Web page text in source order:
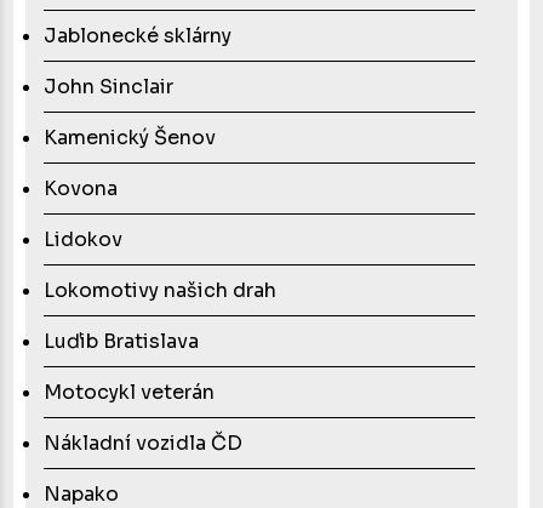
Jablonecké sklárny
John Sinclair
Kamenický Šenov
Kovona
Lidokov
Lokomotivy našich drah
Luďib Bratislava
Motocykl veterán
Nákladní vozidla ČD
Napako